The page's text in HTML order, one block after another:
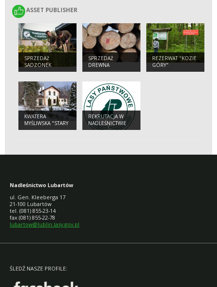
ASSET PUBLISHER
ASSET PUBLISHER
SPRZEDAŻ
SADZONEK
DRZEW I
SPRZEDAŻ
DREWNA
DETALICZNEGO
REZERWAT "KOZIE
GÓRY"
KWATERA
MYŚLIWSKA "STARY
TARTAK"
REKRUTACJA W
NADLEŚNICTWIE
LUBARTÓW
Nadleśnictwo Lubartów
ul. Gen. Kleeberga 17
21-100 Lubartów
tel. (081) 855-23-14
fax (081) 855-22-78
lubartow@lublin.lasy.gov.pl
ŚLEDŹ NASZE PROFILE: